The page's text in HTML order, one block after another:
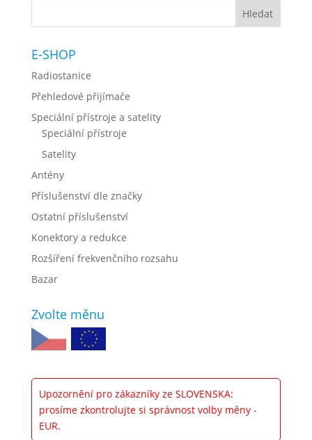
E-SHOP
Radiostanice
Přehledové přijímače
Speciální přístroje a satelity
Speciální přístroje
Satelity
Antény
Příslušenství dle značky
Ostatní příslušenství
Konektory a redukce
Rozšíření frekvenčního rozsahu
Bazar
Zvolte měnu
Upozornění pro zákazníky ze SLOVENSKA:
prosíme zkontrolujte si správnost volby měny -
EUR.